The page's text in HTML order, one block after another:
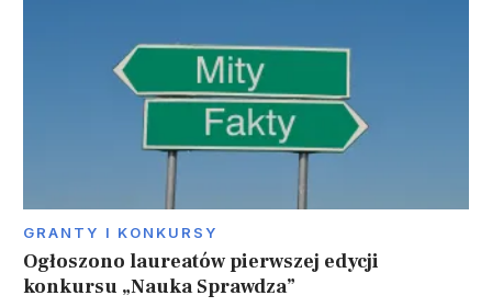
GRANTY I KONKURSY
Ogłoszono laureatów pierwszej edycji
konkursu „Nauka Sprawdza”